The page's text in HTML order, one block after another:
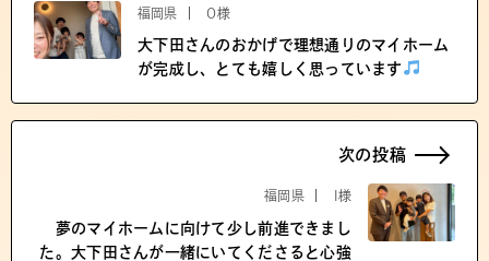
福岡県 O様
大下田さんのおかげで理想通りのマイホーム
が完成し、とても嬉しく思っています
次の投稿
福岡県 I様
夢のマイホームに向けて少し前進できまし
た。大下田さんが一緒にいてくださると心強